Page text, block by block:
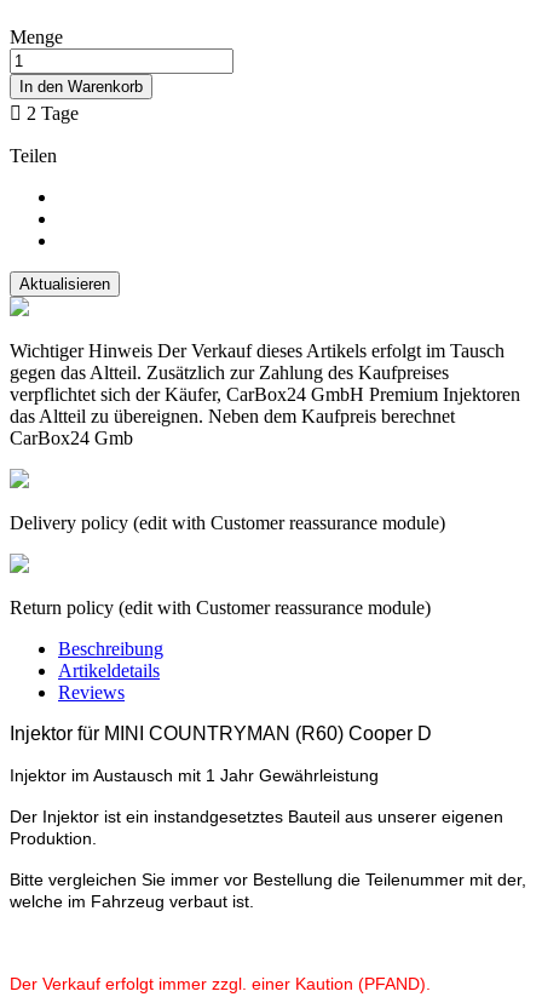
Menge
In den Warenkorb
 2 Tage
Teilen
Wichtiger Hinweis Der Verkauf dieses Artikels erfolgt im Tausch
gegen das Altteil. Zusätzlich zur Zahlung des Kaufpreises
verpflichtet sich der Käufer, CarBox24 GmbH Premium Injektoren
das Altteil zu übereignen. Neben dem Kaufpreis berechnet
CarBox24 Gmb
Delivery policy (edit with Customer reassurance module)
Return policy (edit with Customer reassurance module)
Beschreibung
Artikeldetails
Reviews
Injektor für MINI COUNTRYMAN (R60) Cooper D
Injektor im Austausch mit 1 Jahr Gewährleistung
Der Injektor ist ein instandgesetztes Bauteil aus unserer eigenen
Produktion.
Bitte vergleichen Sie immer vor Bestellung die Teilenummer mit der,
welche im Fahrzeug verbaut ist.
Der Verkauf erfolgt immer zzgl. einer Kaution (PFAND).